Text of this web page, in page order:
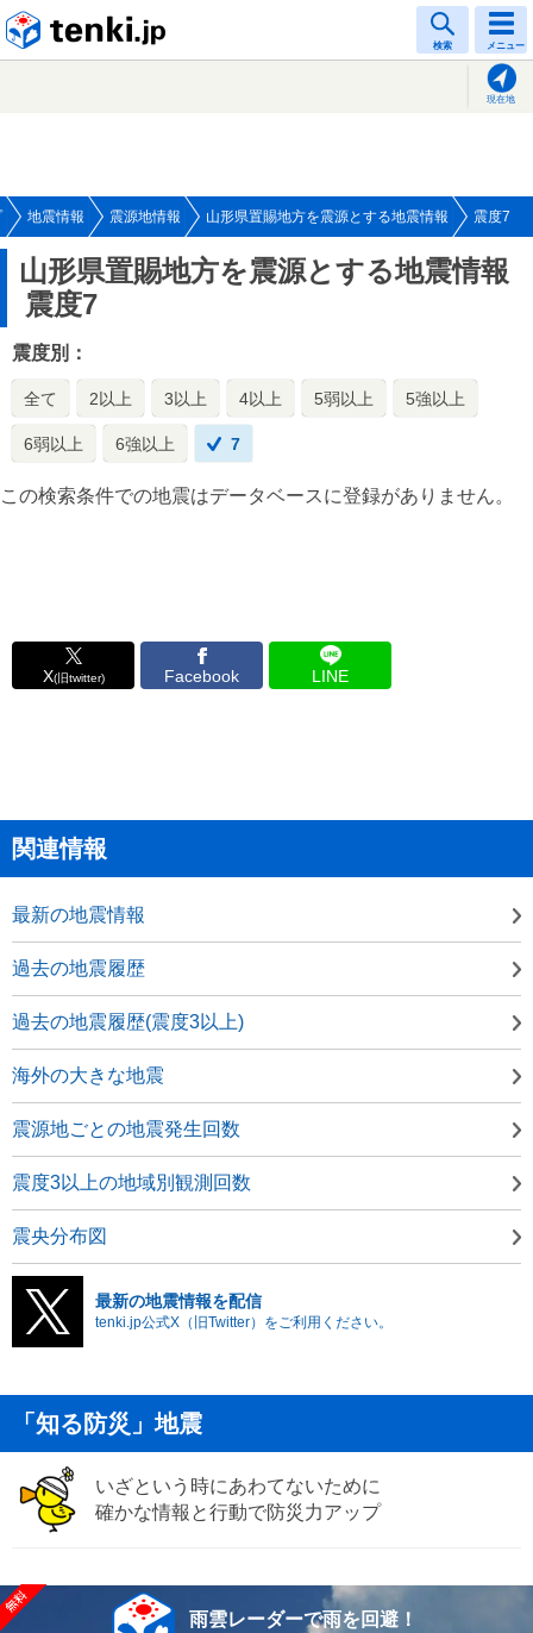
検索 メニュー
現在地
地震情報 震源地情報 山形県置賜地方を震源とする地震情報 震度7
山形県置賜地方を震源とする地震情報
震度7
震度別：
全て 2以上 3以上 4以上 5弱以上 5強以上
6弱以上 6強以上 7
この検索条件での地震はデータベースに登録がありません。
X(旧twitter) Facebook LINE
関連情報
最新の地震情報
過去の地震履歴
過去の地震履歴(震度3以上)
海外の大きな地震
震源地ごとの地震発生回数
震度3以上の地域別観測回数
震央分布図
最新の地震情報を配信
tenki.jp公式X（旧Twitter）をご利用ください。
「知る防災」地震
いざという時にあわてないために
確かな情報と行動で防災力アップ
雨雲レーダーで雨を回避！